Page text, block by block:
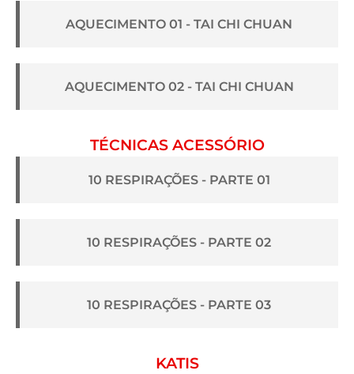
AQUECIMENTO 01 - TAI CHI CHUAN
AQUECIMENTO 02 - TAI CHI CHUAN
TÉCNICAS ACESSÓRIO
10 RESPIRAÇÕES - PARTE 01
10 RESPIRAÇÕES - PARTE 02
10 RESPIRAÇÕES - PARTE 03
KATIS